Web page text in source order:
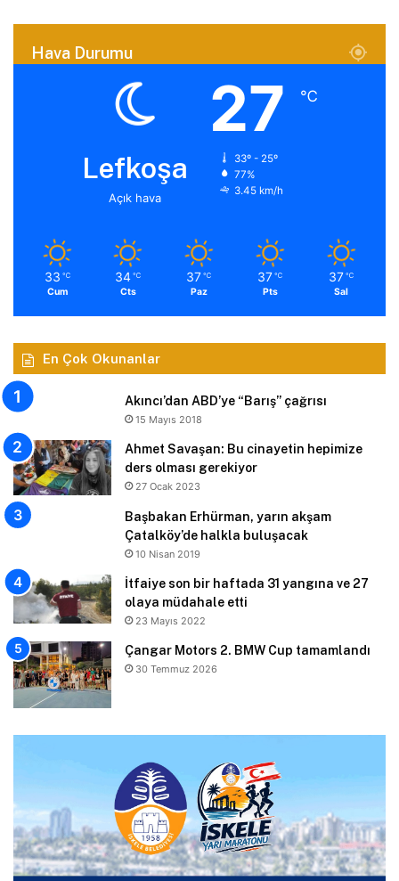
Hava Durumu
Lefkoşa
Açık hava
27 ℃
33º - 25º
77%
3.45 km/h
33 ℃
Cum
34 ℃
Cts
37 ℃
Paz
37 ℃
Pts
37 ℃
Sal
En Çok Okunanlar
Akıncı’dan ABD’ye “Barış” çağrısı
15 Mayıs 2018
Ahmet Savaşan: Bu cinayetin hepimize
ders olması gerekiyor
27 Ocak 2023
Başbakan Erhürman, yarın akşam
Çatalköy’de halkla buluşacak
10 Nisan 2019
İtfaiye son bir haftada 31 yangına ve 27
olaya müdahale etti
23 Mayıs 2022
Çangar Motors 2. BMW Cup tamamlandı
30 Temmuz 2026